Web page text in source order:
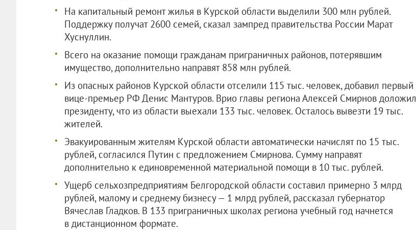
На капитальный ремонт жилья в Курской области выделили 300 млн рублей.
Поддержку получат 2600 семей, сказал зампред правительства России Марат
Хуснуллин.
Всего на оказание помощи гражданам приграничных районов, потерявшим
имущество, дополнительно направят 858 млн рублей.
Из опасных районов Курской области отселили 115 тыс. человек, добавил первый
вице-премьер РФ Денис Мантуров. Врио главы региона Алексей Смирнов доложил
президенту, что из области выехали 133 тыс. человек. Осталось вывезти 19 тыс.
жителей.
Эвакуированным жителям Курской области автоматически начислят по 15 тыс.
рублей, согласился Путин с предложением Смирнова. Сумму направят
дополнительно к единовременной материальной помощи в 10 тыс. рублей.
Ущерб сельхозпредприятиям Белгородской области составил примерно 3 млрд
рублей, малому и среднему бизнесу — 1 млрд рублей, рассказал губернатор
Вячеслав Гладков. В 133 приграничных школах региона учебный год начнется
в дистанционном формате.